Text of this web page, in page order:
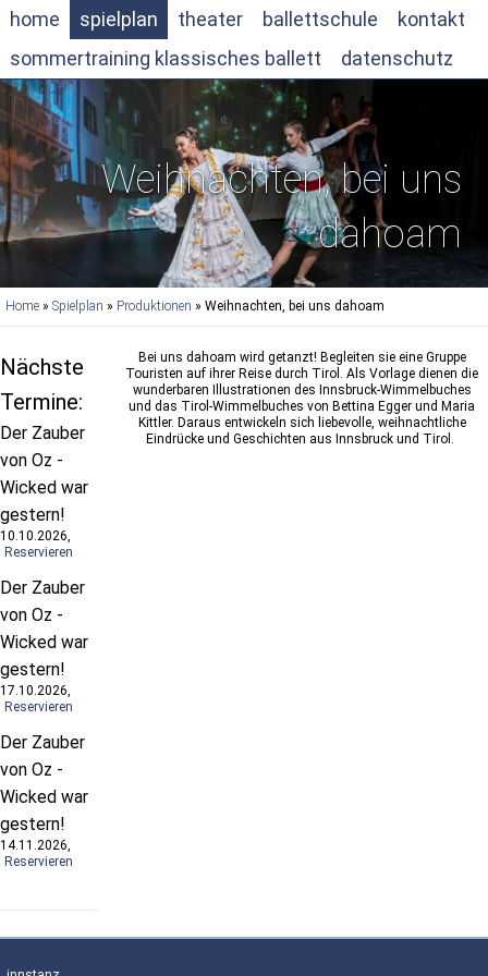
home spielplan theater ballettschule
kontakt
sommertraining klassisches ballett
datenschutz
Weihnachten, bei uns
dahoam
Home »Spielplan » Produktionen » Weihnachten, bei uns dahoam
Nächste
Termine:
Der Zauber
von Oz -
Wicked war
gestern!
10.10.2026,
Reservieren
Der Zauber
von Oz -
Wicked war
gestern!
17.10.2026,
Reservieren
Der Zauber
von Oz -
Wicked war
gestern!
14.11.2026,
Reservieren
Bei uns dahoam wird getanzt! Begleiten sie eine Gruppe
Touristen auf ihrer Reise durch Tirol. Als Vorlage dienen die
wunderbaren Illustrationen des Innsbruck-Wimmelbuches
und das Tirol-Wimmelbuches von Bettina Egger und Maria
Kittler. Daraus entwickeln sich liebevolle, weihnachtliche
Eindrücke und Geschichten aus Innsbruck und Tirol.